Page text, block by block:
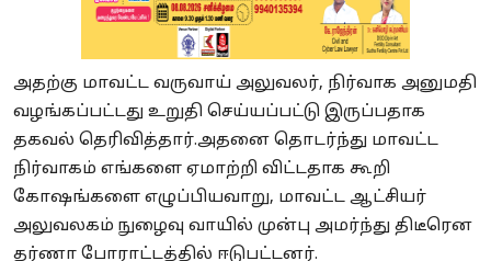
அதற்கு மாவட்ட வருவாய் அலுவலர், நிர்வாக அனுமதி
வழங்கப்பட்டது உறுதி செய்யப்பட்டு இருப்பதாக
தகவல் தெரிவித்தார்.அதனை தொடர்ந்து மாவட்ட
நிர்வாகம் எங்களை ஏமாற்றி விட்டதாக கூறி
கோஷங்களை எழுப்பியவாறு, மாவட்ட ஆட்சியர்
அலுவலகம் நுழைவு வாயில் முன்பு அமர்ந்து திடீரென
தர்ணா போராட்டத்தில் ஈடுபட்டனர்.